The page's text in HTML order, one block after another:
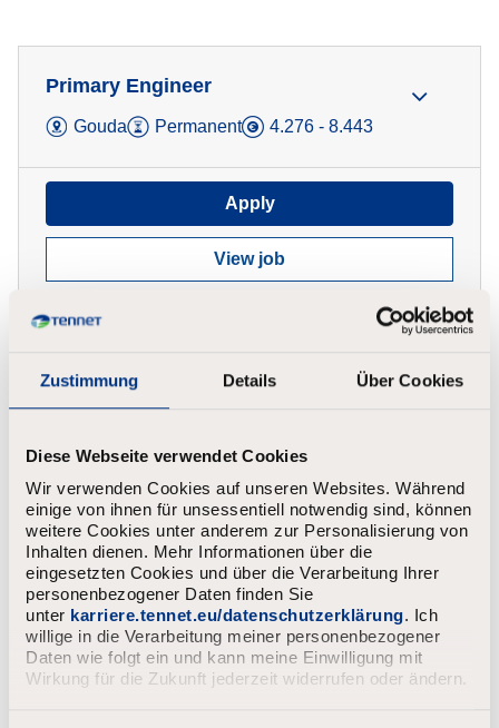
Zustimmung Details Über Cookies
Diese Webseite verwendet Cookies
Wir verwenden Cookies auf unseren Websites. Während
einige von ihnen für unsessentiell notwendig sind, können
weitere Cookies unter anderem zur Personalisierung von
Inhalten dienen. Mehr Informationen über die
eingesetzten Cookies und über die Verarbeitung Ihrer
personenbezogener Daten finden Sie
unter karriere.tennet.eu/datenschutzerklärung. Ich
willige in die Verarbeitung meiner personenbezogener
Daten wie folgt ein und kann meine Einwilligung mit
Wirkung für die Zukunft jederzeit widerrufen oder ändern.
Primary Engineer
Gouda Permanent 4.276 - 8.443
Apply
View job
Project Planner
Hoogeveen
Permanent
4.211 - 7.447
Apply
View job